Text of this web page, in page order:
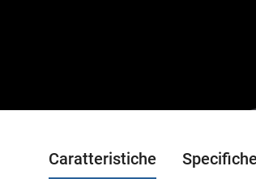
Caratteristiche Specifiche